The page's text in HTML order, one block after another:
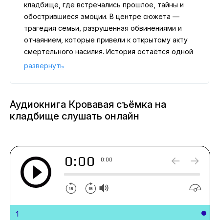
кладбище, где встречались прошлое, тайны и
обострившиеся эмоции. В центре сюжета —
трагедия семьи, разрушенная обвинениями и
отчаянием, которые привели к открытому акту
смертельного насилия. История остаётся одной
из самых известных преступлений,
вызывает споры о психологии обиды, семейных
развернуть
Аудиокнига Кровавая съёмка на
кладбище слушать онлайн
0:00 0:00
1